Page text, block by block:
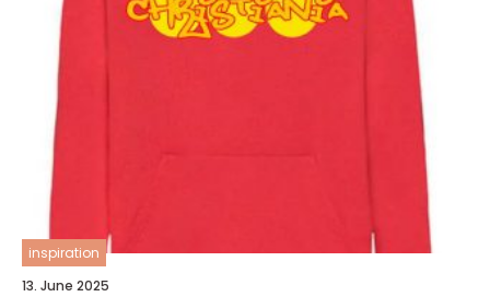
inspiration
13. June 2025